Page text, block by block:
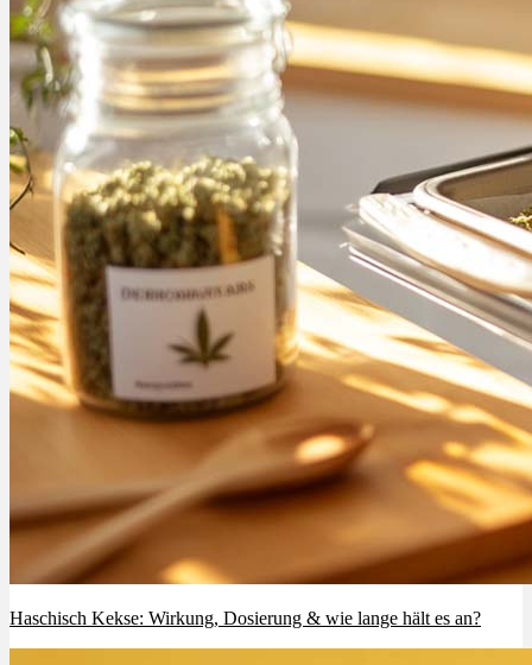
Haschisch Kekse: Wirkung, Dosierung & wie lange hält es an?